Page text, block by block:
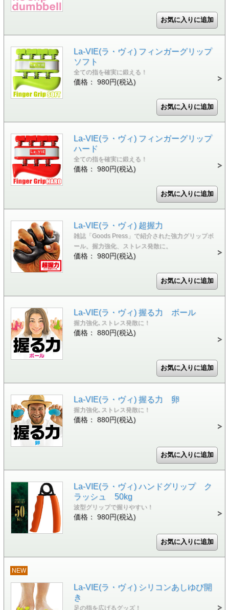
La-VIE(ラ・ヴィ) フィンガーグリップ
ソフト
全ての指を確実に鍛える！
価格： 980円(税込)
La-VIE(ラ・ヴィ) フィンガーグリップ
ハード
全ての指を確実に鍛える！
価格： 980円(税込)
La-VIE(ラ・ヴィ) 超握力
雑誌「Goods Press」で紹介された強力グリップボ
ール。握力強化、ストレス発散に。
価格： 980円(税込)
La-VIE(ラ・ヴィ) 握る力 ボール
握力強化､ストレス発散に！
価格： 880円(税込)
La-VIE(ラ・ヴィ) 握る力 卵
握力強化､ストレス発散に！
価格： 880円(税込)
La-VIE(ラ・ヴィ) ハンドグリップ ク
ラッシュ 50kg
波型グリップで握りやすい！
価格： 980円(税込)
NEW
La-VIE(ラ・ヴィ) シリコンあしゆび開
き
足の指を広げるグッズ！